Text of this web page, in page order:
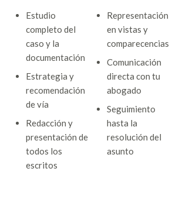
Estudio
completo del
caso y la
documentación
Estrategia y
recomendación
de vía
Redacción y
presentación de
todos los
escritos
Representación
en vistas y
comparecencias
Comunicación
directa con tu
abogado
Seguimiento
hasta la
resolución del
asunto